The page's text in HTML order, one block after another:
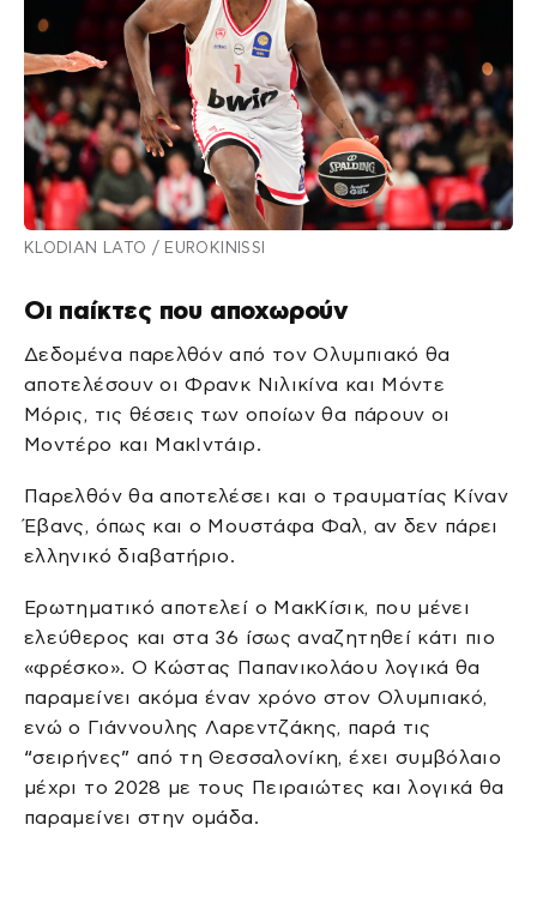
KLODIAN LATO / EUROKINISSI
Οι παίκτες που αποχωρούν
Δεδομένα παρελθόν από τον Ολυμπιακό θα
αποτελέσουν οι Φρανκ Νιλικίνα και Μόντε
Μόρις, τις θέσεις των οποίων θα πάρουν οι
Μοντέρο και ΜακΙντάιρ.
Παρελθόν θα αποτελέσει και ο τραυματίας Κίναν
Έβανς, όπως και ο Μουστάφα Φαλ, αν δεν πάρει
ελληνικό διαβατήριο.
Ερωτηματικό αποτελεί ο ΜακΚίσικ, που μένει
ελεύθερος και στα 36 ίσως αναζητηθεί κάτι πιο
«φρέσκο». Ο Κώστας Παπανικολάου λογικά θα
παραμείνει ακόμα έναν χρόνο στον Ολυμπιακό,
ενώ ο Γιάννουλης Λαρεντζάκης, παρά τις
“σειρήνες” από τη Θεσσαλονίκη, έχει συμβόλαιο
μέχρι το 2028 με τους Πειραιώτες και λογικά θα
παραμείνει στην ομάδα.